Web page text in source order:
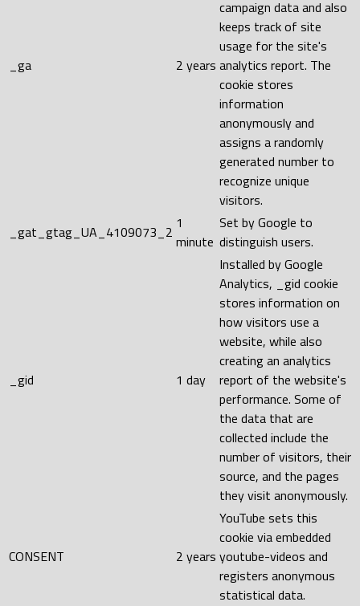
_ga 2 years
campaign data and also
keeps track of site
usage for the site's
analytics report. The
cookie stores
information
anonymously and
assigns a randomly
generated number to
recognize unique
visitors.
_gat_gtag_UA_4109073_2 1
minute
Set by Google to
distinguish users.
_gid 1 day
Installed by Google
Analytics, _gid cookie
stores information on
how visitors use a
website, while also
creating an analytics
report of the website's
performance. Some of
the data that are
collected include the
number of visitors, their
source, and the pages
they visit anonymously.
CONSENT 2 years
YouTube sets this
cookie via embedded
youtube-videos and
registers anonymous
statistical data.